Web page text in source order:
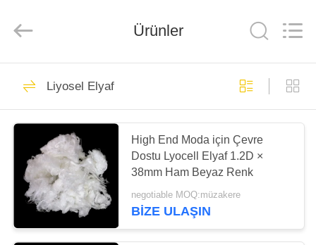
ANA
SAYFA
ÜRÜNLER
HAKKIMIZDA
FABRIKA
2025
Suzhou
Co.,Ltd..
Reserved.
Polyester elyaftan
elyaf
117
Ürünler
Liyosel Elyaf
High End Moda için Çevre
Dostu Lyocell Elyaf 1.2D ×
38mm Ham Beyaz Renk
negotiable MOQ:müzakere
BIZE ULAŞIN